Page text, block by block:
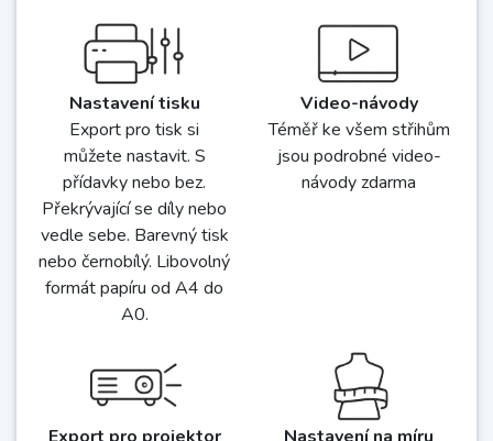
Nastavení tisku
Export pro tisk si
můžete nastavit. S
přídavky nebo bez.
Překrývající se díly nebo
vedle sebe. Barevný tisk
nebo černobílý. Libovolný
formát papíru od A4 do
Video-návody
Téměř ke všem střihům
jsou podrobné video-